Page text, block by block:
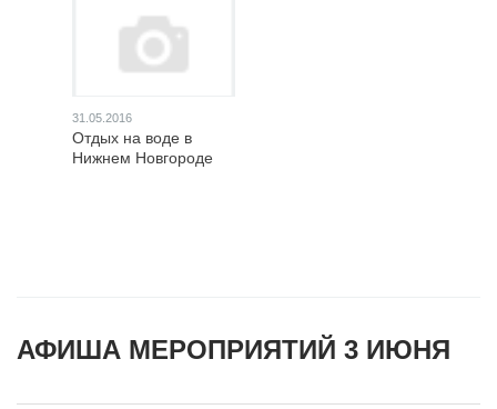
31.05.2016
Отдых на воде в
Нижнем Новгороде
АФИША МЕРОПРИЯТИЙ 3 ИЮНЯ